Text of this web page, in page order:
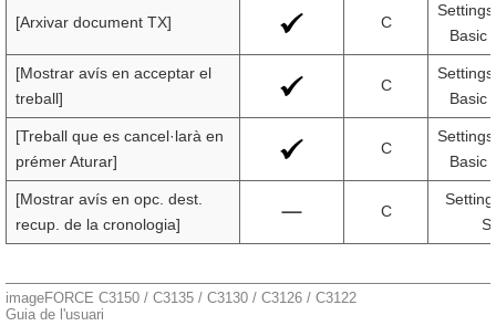
[Arxivar document TX] C
Basic
[Mostrar avís en acceptar el
treball]
C
Basic
[Treball que es cancel·larà en
prémer Aturar]
C
Basic
[Mostrar avís en opc. dest.
recup. de la cronologia]
C
imageFORCE C3150 / C3135 / C3130 / C3126 / C3122
Guia de l'usuari